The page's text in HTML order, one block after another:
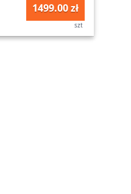
1499.00 zł
szt